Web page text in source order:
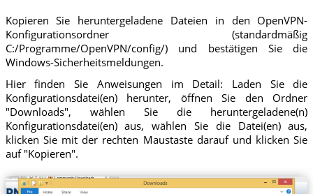
Kopieren Sie heruntergeladene Dateien in den OpenVPN-
Konfigurationsordner (standardmäßig
C:/Programme/OpenVPN/config/) und bestätigen Sie die
Windows-Sicherheitsmeldungen.
Hier finden Sie Anweisungen im Detail: Laden Sie die
Konfigurationsdatei(en) herunter, öffnen Sie den Ordner
"Downloads", wählen Sie die heruntergeladene(n)
Konfigurationsdatei(en) aus, wählen Sie die Datei(en) aus,
klicken Sie mit der rechten Maustaste darauf und klicken Sie
auf "Kopieren".